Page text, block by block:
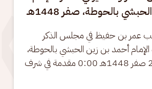
بالحوطة، صفر 1448هـ
عمر بن حفيظ في مجلس الذكر
الإمام أحمد بن زين الحبشي بالحوطة،
ظهر يوم الأحد 26 صفر 1448هـ 0:00 مقدمة في شرف